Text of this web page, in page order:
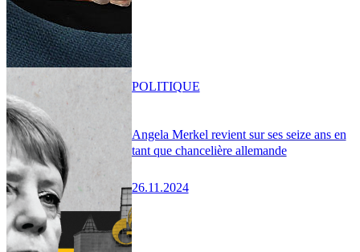
Angela Merkel revient sur ses seize ans en
tant que chancelière allemande
26.11.2024
POLITIQUE